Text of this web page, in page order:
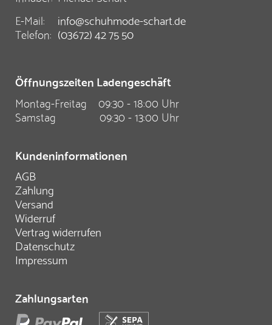
E-Mail:
info@schuhmode-schart.de
Telefon: (03672) 42 75 50
Öffnungszeiten Ladengeschäft
Montag-Freitag
09:30 - 18:00 Uhr
Samstag
09:30 - 13:00 Uhr
Kundeninformationen
AGB
Zahlung
Versand
Widerruf
Vertrag widerrufen
Datenschutz
Impressum
Zahlungsarten